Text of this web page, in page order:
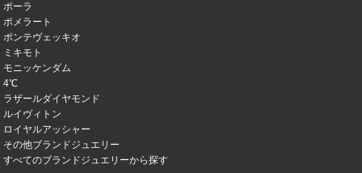
ポーラ
ポメラート
ポンテヴェッキオ
ミキモト
モニッケンダム
4℃
ラザールダイヤモンド
ルイヴィトン
ロイヤルアッシャー
その他ブランドジュエリー
すべてのブランドジュエリーから探す